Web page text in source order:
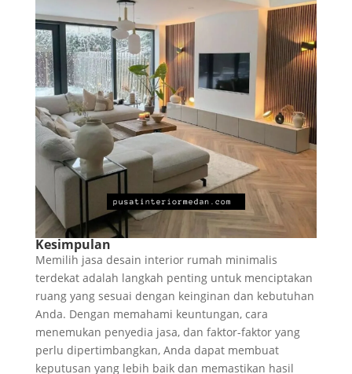
Kesimpulan
Memilih jasa desain interior rumah minimalis
terdekat adalah langkah penting untuk menciptakan
ruang yang sesuai dengan keinginan dan kebutuhan
Anda. Dengan memahami keuntungan, cara
menemukan penyedia jasa, dan faktor-faktor yang
perlu dipertimbangkan, Anda dapat membuat
keputusan yang lebih baik dan memastikan hasil